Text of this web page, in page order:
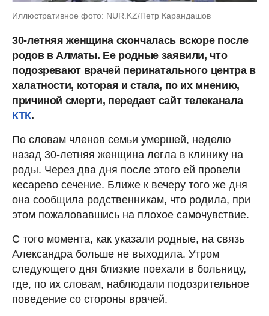
Иллюстративное фото: NUR.KZ/Петр Карандашов
30-летняя женщина скончалась вскоре после
родов в Алматы. Ее родные заявили, что
подозревают врачей перинатального центра в
халатности, которая и стала, по их мнению,
причиной смерти, передает сайт телеканала
КТК.
По словам членов семьи умершей, неделю
назад 30-летняя женщина легла в клинику на
роды. Через два дня после этого ей провели
кесарево сечение. Ближе к вечеру того же дня
она сообщила родственникам, что родила, при
этом пожаловавшись на плохое самочувствие.
С того момента, как указали родные, на связь
Александра больше не выходила. Утром
следующего дня близкие поехали в больницу,
где, по их словам, наблюдали подозрительное
поведение со стороны врачей.